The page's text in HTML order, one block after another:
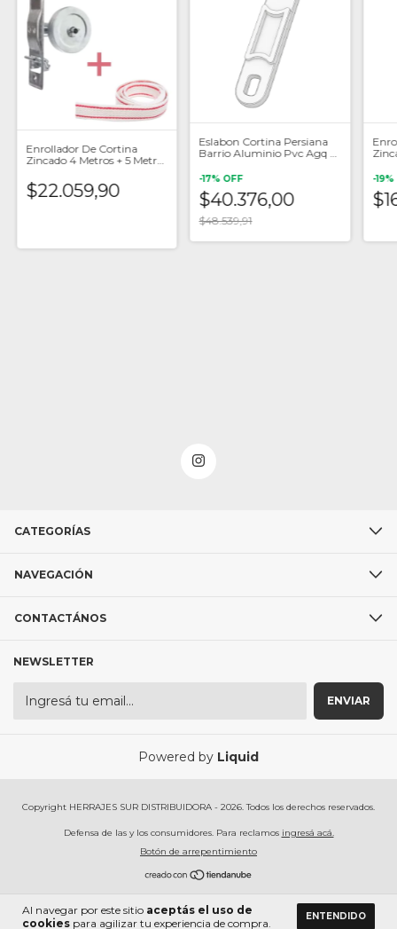
Al navegar por este sitio aceptás el uso de
cookies para agilizar tu experiencia de compra.
ENTENDIDO
Enrollador De Cortina
Zincado 4 Metros + 5 Metros
$22.059,90
Eslabon Cortina Persiana
Barrio Aluminio Pvc Agq X
-17% OFF
$40.376,00
$48.539,91
-19%
CATEGORÍAS
NAVEGACIÓN
CONTACTÁNOS
NEWSLETTER
Powered by Liquid
Copyright HERRAJES SUR DISTRIBUIDORA - 2026. Todos los derechos reservados.
Defensa de las y los consumidores. Para reclamos ingresá acá.
Botón de arrepentimiento